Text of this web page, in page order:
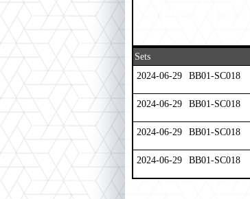
Sets
2024-06-29
BB01-SC018
2024-06-29 BB01-SC018
2024-06-29 BB01-SC018
2024-06-29 BB01-SC018